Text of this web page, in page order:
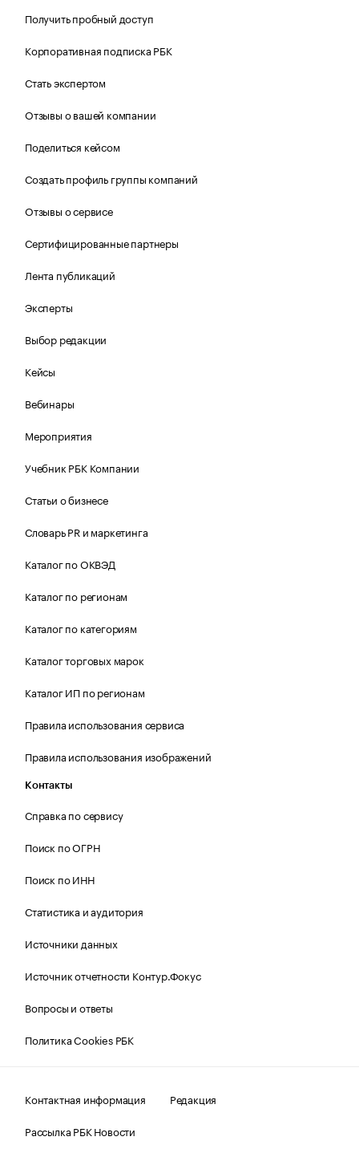
Получить пробный доступ
Корпоративная подписка РБК
Стать экспертом
Отзывы о вашей компании
Поделиться кейсом
Создать профиль группы компаний
Отзывы о сервисе
Сертифицированные партнеры
Лента публикаций
Эксперты
Выбор редакции
Кейсы
Вебинары
Мероприятия
Учебник РБК Компании
Статьи о бизнесе
Словарь PR и маркетинга
Каталог по ОКВЭД
Каталог по регионам
Каталог по категориям
Каталог торговых марок
Каталог ИП по регионам
Правила использования сервиса
Правила использования изображений
Контакты
Справка по сервису
Поиск по ОГРН
Поиск по ИНН
Статистика и аудитория
Источники данных
Источник отчетности Контур.Фокус
Вопросы и ответы
Политика Cookies РБК
Контактная информация
Редакция
Рассылка РБК Новости